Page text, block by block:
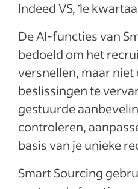
Indeed VS, 1e
De AI-functies van
bedoeld om het
versnellen, maar niet
beslissingen te
gestuurde
controleren,
basis van je unieke
Smart Sourcing